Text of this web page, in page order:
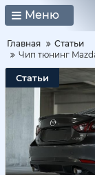
Меню
Главная
Статьи
Чип тюнинг
Статьи